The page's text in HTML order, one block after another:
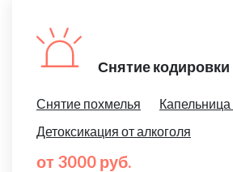
Снятие кодировки
Снятие похмелья
Детоксикация от алкоголя
от 3000 руб.